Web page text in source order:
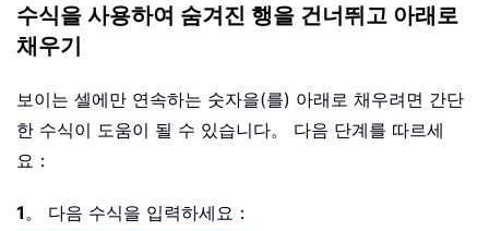
수식을 사용하여 숨겨진 행을 건너뛰고 아래로
채우기
보이는 셀에만 연속하는 숫자을(를) 아래로 채우려면 간단
한 수식이 도움이 될 수 있습니다。 다음 단계를 따르세
요：
1。 다음 수식을 입력하세요：